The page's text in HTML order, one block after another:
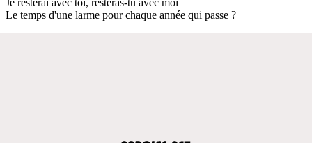
Le temps d'une larme pour chaque année qui passe ?